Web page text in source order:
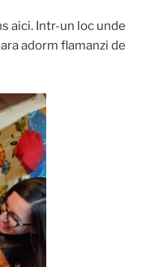
aici. Intr-un loc unde
adorm flamanzi de